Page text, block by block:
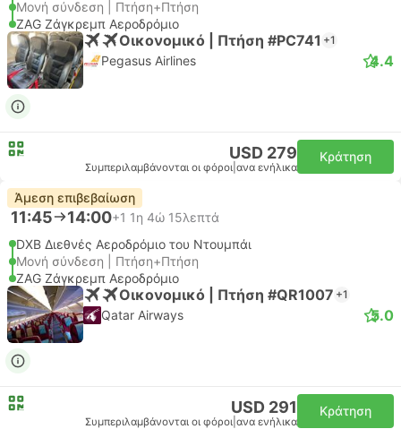
Μονή σύνδεση | Πτήση+Πτήση
ZAG Ζάγκρεμπ Αεροδρόμιο
Οικονομικό | Πτήση #PC741 +1
Pegasus Airlines 4.4
USD 279
Συμπεριλαμβάνονται οι φόροι ανα ενήλικα
Κράτηση
Άμεση επιβεβαίωση
11:45 14:00+1 1η 4ώ 15λεπτά
DXB Διεθνές Αεροδρόμιο του Ντουμπάι
Μονή σύνδεση | Πτήση+Πτήση
ZAG Ζάγκρεμπ Αεροδρόμιο
Οικονομικό | Πτήση #QR1007 +1
Qatar Airways 5.0
USD 291
Συμπεριλαμβάνονται οι φόροι ανα ενήλικα
Κράτηση